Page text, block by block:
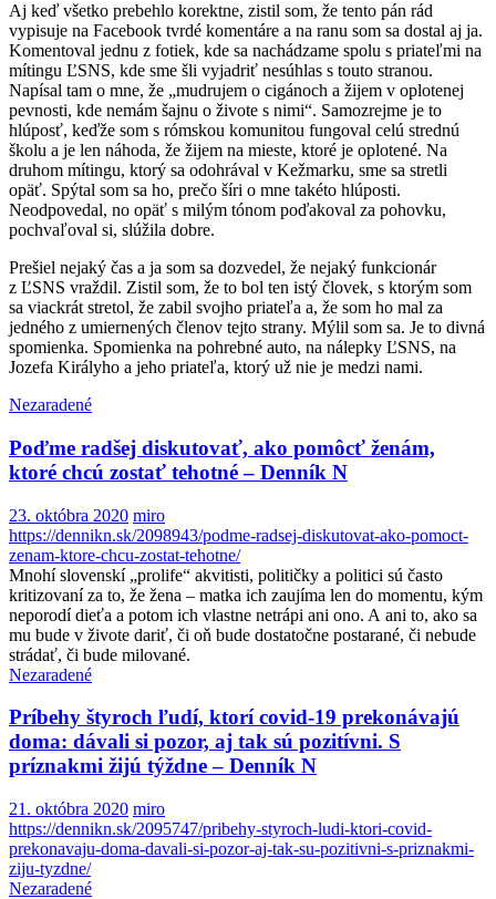
Aj keď všetko prebehlo korektne, zistil som, že tento pán rád
vypisuje na Facebook tvrdé komentáre a na ranu som sa dostal aj ja.
Komentoval jednu z fotiek, kde sa nachádzame spolu s priateľmi na
mítingu ĽSNS, kde sme šli vyjadriť nesúhlas s touto stranou.
Napísal tam o mne, že „mudrujem o cigánoch a žijem v oplotenej
pevnosti, kde nemám šajnu o živote s nimi“. Samozrejme je to
hlúposť, keďže som s rómskou komunitou fungoval celú strednú
školu a je len náhoda, že žijem na mieste, ktoré je oplotené. Na
druhom mítingu, ktorý sa odohrával v Kežmarku, sme sa stretli
opäť. Spýtal som sa ho, prečo šíri o mne takéto hlúposti.
Neodpovedal, no opäť s milým tónom poďakoval za pohovku,
pochvaľoval si, slúžila dobre.
Prešiel nejaký čas a ja som sa dozvedel, že nejaký funkcionár
z ĽSNS vraždil. Zistil som, že to bol ten istý človek, s ktorým som
sa viackrát stretol, že zabil svojho priateľa a, že som ho mal za
jedného z umiernených členov tejto strany. Mýlil som sa. Je to divná
spomienka. Spomienka na pohrebné auto, na nálepky ĽSNS, na
Jozefa Királyho a jeho priateľa, ktorý už nie je medzi nami.
Nezaradené
Poďme radšej diskutovať, ako pomôcť ženám,
ktoré chcú zostať tehotné – Denník N
23. októbra 2020 miro
https://dennikn.sk/2098943/podme-radsej-diskutovat-ako-pomoct-
zenam-ktore-chcu-zostat-tehotne/
Mnohí slovenskí „prolife“ akvitisti, političky a politici sú často
kritizovaní za to, že žena – matka ich zaujíma len do momentu, kým
neporodí dieťa a potom ich vlastne netrápi ani ono. A ani to, ako sa
mu bude v živote dariť, či oň bude dostatočne postarané, či nebude
strádať, či bude milované.
Nezaradené
Príbehy štyroch ľudí, ktorí covid-19 prekonávajú
doma: dávali si pozor, aj tak sú pozitívni. S
príznakmi žijú týždne – Denník N
21. októbra 2020 miro
https://dennikn.sk/2095747/pribehy-styroch-ludi-ktori-covid-
prekonavaju-doma-davali-si-pozor-aj-tak-su-pozitivni-s-priznakmi-
ziju-tyzdne/
Nezaradené